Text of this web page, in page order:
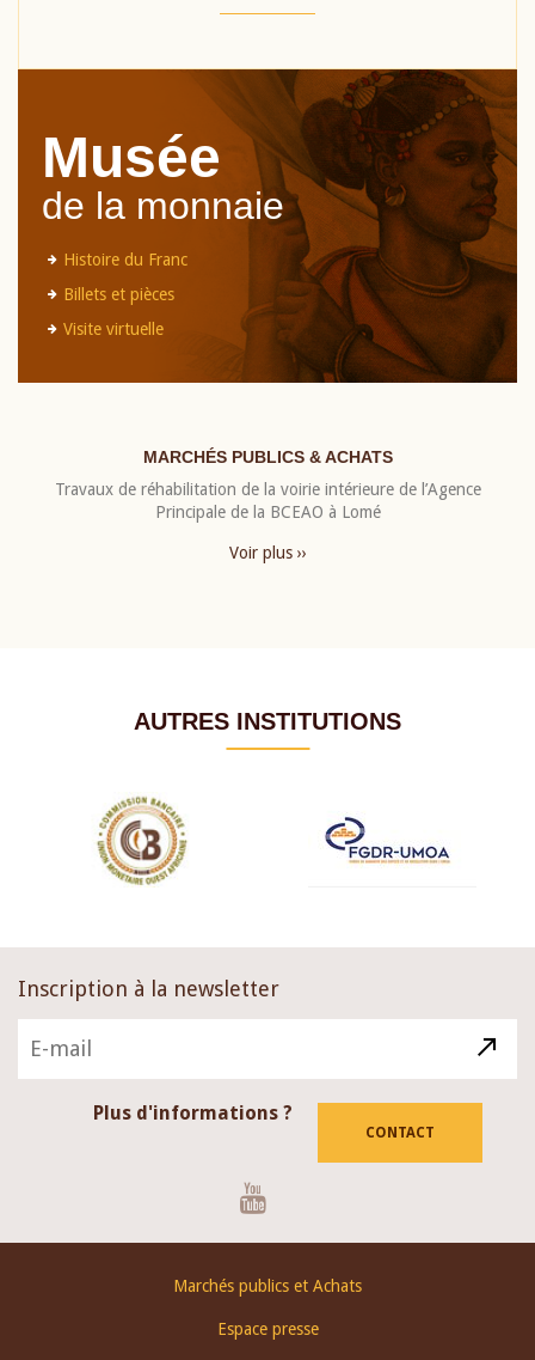
Musée
de la monnaie
Histoire du Franc
Billets et pièces
Visite virtuelle
MARCHÉS PUBLICS & ACHATS
Travaux de réhabilitation de la voirie intérieure de l’Agence
Principale de la BCEAO à Lomé
Voir plus ››
AUTRES INSTITUTIONS
Inscription à la newsletter
Plus d'informations ?
CONTACT
Marchés publics et Achats
Espace presse